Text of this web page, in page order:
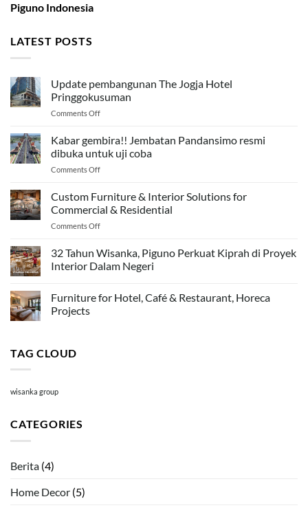
Piguno Indonesia
LATEST POSTS
Update pembangunan The Jogja Hotel
Pringgokusuman
Comments Offon
pembangunan
The
Jogja
Hotel
Kabar gembira!! Jembatan Pandansimo resmi
dibuka untuk uji coba
Comments Offon
gembira!!
Jembatan
Pandansimo
resmi
untuk
uji
Custom Furniture & Interior Solutions for
Commercial & Residential
Comments Offon
Furniture
&
Interior
for
32 Tahun Wisanka, Piguno Perkuat Kiprah di Proyek
Interior Dalam Negeri
Furniture for Hotel, Café & Restaurant, Horeca
Projects
TAG CLOUD
wisanka group
CATEGORIES
Berita (4)
Home Decor (5)